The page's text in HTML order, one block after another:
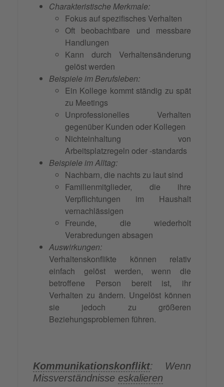
Charakteristische Merkmale:
Fokus auf spezifisches Verhalten
Oft beobachtbare und messbare
Handlungen
Kann durch Verhaltensänderung
gelöst werden
Beispiele im Berufsleben:
Ein Kollege kommt ständig zu spät
zu Meetings
Unprofessionelles Verhalten
gegenüber Kunden oder Kollegen
Nichteinhaltung von
Arbeitsplatzregeln oder -standards
Beispiele im Alltag:
Nachbarn, die nachts zu laut sind
Familienmitglieder, die ihre
Verpflichtungen im Haushalt
vernachlässigen
Freunde, die wiederholt
Verabredungen absagen
Auswirkungen:
Verhaltenskonflikte können relativ
einfach gelöst werden, wenn die
betroffene Person bereit ist, ihr
Verhalten zu ändern. Ungelöst können
sie jedoch zu größeren
Beziehungsproblemen führen.
Kommunikationskonflikt: Wenn
Missverständnisse eskalieren